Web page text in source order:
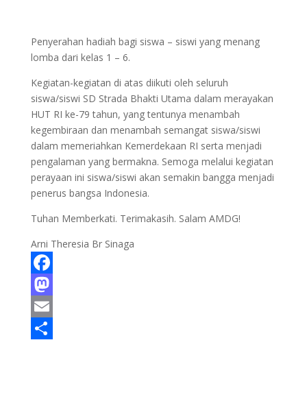
Penyerahan hadiah bagi siswa – siswi yang menang
lomba dari kelas 1 – 6.
Kegiatan-kegiatan di atas diikuti oleh seluruh
siswa/siswi SD Strada Bhakti Utama dalam merayakan
HUT RI ke-79 tahun, yang tentunya menambah
kegembiraan dan menambah semangat siswa/siswi
dalam memeriahkan Kemerdekaan RI serta menjadi
pengalaman yang bermakna. Semoga melalui kegiatan
perayaan ini siswa/siswi akan semakin bangga menjadi
penerus bangsa Indonesia.
Tuhan Memberkati. Terimakasih. Salam AMDG!
Arni Theresia Br Sinaga
F
a
c
M
aE